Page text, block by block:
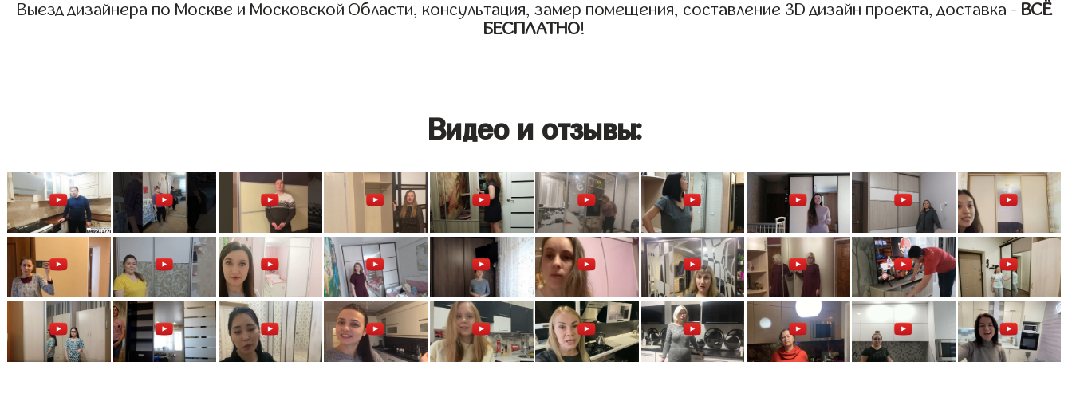
Выезд дизайнера по Москве и Московской Области, консультация, замер помещения, составление 3D дизайн проекта, доставка - ВСЁ
БЕСПЛАТНО!
Видео и отзывы: